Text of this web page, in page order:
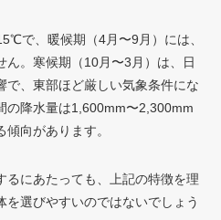
で、暖候期（4月〜9月）には、
ん。寒候期（10月〜3月）は、日
で、東部ほど厳しい気象条件にな
の降水量は1,600mm〜2,300mm
向があります。
るにあたっても、上記の特徴を理
選びやすいのではないでしょう